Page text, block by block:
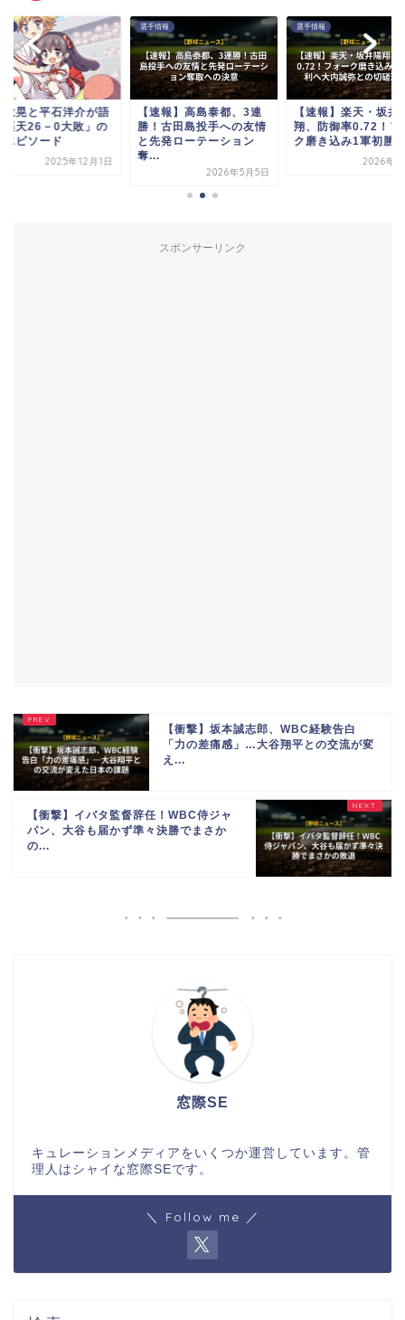
敏晃と平石洋介が語
楽天26－0大敗」の
エピソード
2025年12月1日
選手情報
【速報】高島泰都、3連
勝！古田島投手への友情
と先発ローテーション
奪...
2026年5月5日
選手情報
【速報】楽天・坂井
翔、防御率0.72！フ
ク磨き込み1軍初勝
2026年5
スポンサーリンク
【衝撃】坂本誠志郎、WBC経験告白
「力の差痛感」…大谷翔平との交流が変
え...
【衝撃】イバタ監督辞任！WBC侍ジャ
パン、大谷も届かず準々決勝でまさか
の...
窓際SE
キュレーションメディアをいくつか運営しています。管
理人はシャイな窓際SEです。
＼ Follow me ／